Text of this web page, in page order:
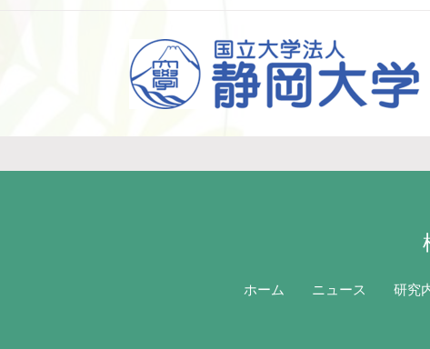
ホーム ニュース 研究